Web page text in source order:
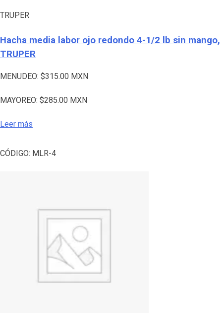
TRUPER
Hacha media labor ojo redondo 4-1/2 lb sin mango,
TRUPER
MENUDEO: $315.00 MXN
MAYOREO: $285.00 MXN
Leer más
CÓDIGO: MLR-4